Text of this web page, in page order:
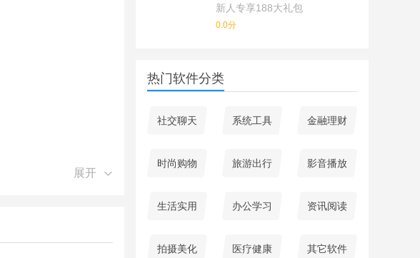
展开
新人专享188大礼包
0.0分
热门软件分类
社交聊天 系统工具 金融理财
时尚购物 旅游出行 影音播放
生活实用 办公学习 资讯阅读
拍摄美化 医疗健康 其它软件